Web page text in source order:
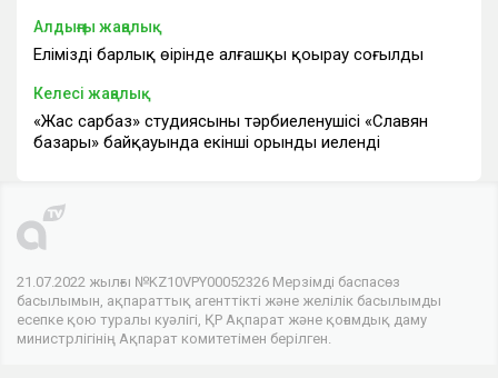
Алдыңғы жаңалық
Еліміздің барлық өңірінде алғашқы қоңырау соғылды
Келесі жаңалық
«Жас сарбаз» студиясының тәрбиеленушісі «Славян
базары» байқауында екінші орынды иеленді
21.07.2022 жылғы №KZ10VPY00052326 Мерзімді баспасөз
басылымын, ақпараттық агенттікті және желілік басылымды
есепке қою туралы куәлігі, ҚР Ақпарат және қоғамдық даму
министрлігінің Ақпарат комитетімен берілген.